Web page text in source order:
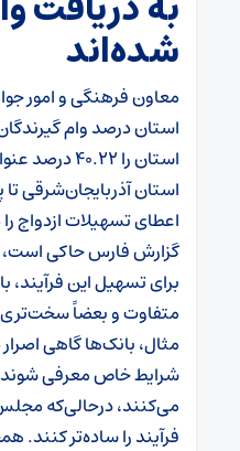
شده‌اند
معاون فرهنگی و امور
استان درصد وام
استان را
استان آذربایجان‌شرقی
اعطای تسهیلات ازدواج
گزارش فارس حاکی
برای تسهیل این
متفاوت و بعضاً سخت‌تری
مثال، بانک‌ها گاهی
شرایط خاص معرفی شوند
می‌کنند، درحالی‌که
فرآیند را ساده‌تر کنند.